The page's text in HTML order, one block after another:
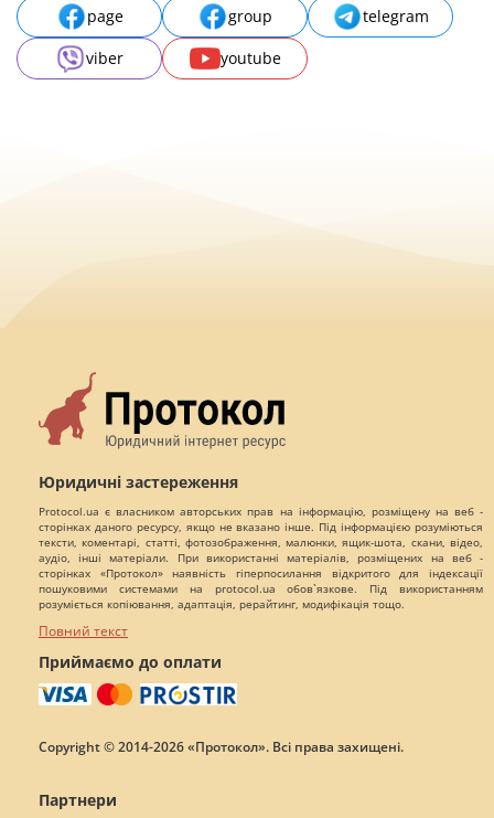
page group
telegram
viber
youtube
Юридичні застереження
Protocol.ua є власником авторських прав на інформацію, розміщену на веб -
сторінках даного ресурсу, якщо не вказано інше. Під інформацією розуміються
тексти, коментарі, статті, фотозображення, малюнки, ящик-шота, скани, відео,
аудіо, інші матеріали. При використанні матеріалів, розміщених на веб -
сторінках «Протокол» наявність гіперпосилання відкритого для індексації
пошуковими системами на protocol.ua обов`язкове. Під використанням
розуміється копіювання, адаптація, рерайтинг, модифікація тощо.
Повний текст
Приймаємо до оплати
Copyright © 2014-2026 «Протокол». Всі права захищені.
Партнери